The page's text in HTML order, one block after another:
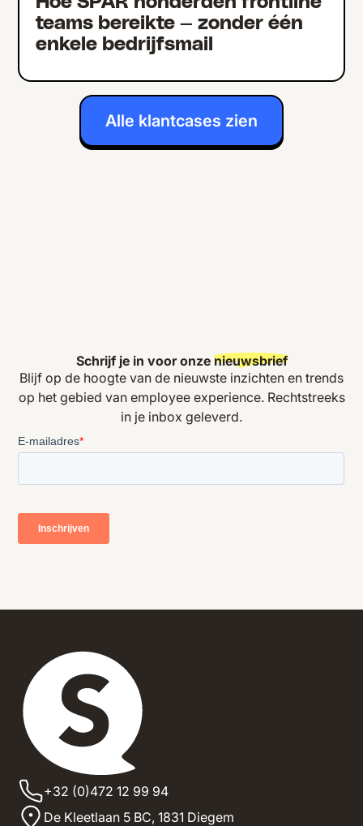
teams bereikte — zonder één
enkele bedrijfsmail
Alle klantcases zien
Schrijf je in voor onze nieuwsbrief
Blijf op de hoogte van de nieuwste inzichten en trends
op het gebied van employee experience. Rechtstreeks
in je inbox geleverd.
+32 (0)472 12 99 94
De Kleetlaan 5 BC, 1831 Diegem